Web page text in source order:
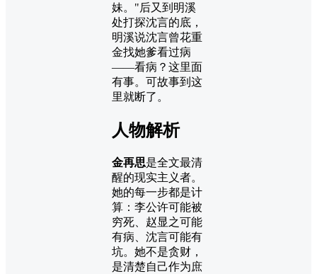
妹。"后又到明溪
处打探沈言的底，
明溪说沈言曾花重
金找她爹看过病
——看病？这里面
有事。可故事到这
里就断了。
人物解析
金再思是全文最清
醒的现实主义者。
她的每一步都是计
算：李公许可能被
穷死、赵显之可能
有病、沈言可能有
坑。她不是贪财，
是清楚自己作为庶